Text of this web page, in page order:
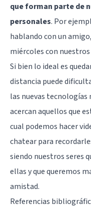
que forman parte de
personales. Por
hablando con un
miércoles con
Si bien lo ideal es
distancia puede
las nuevas tecnologías
acercan aquellos que
cual podemos hacer
chatear para
siendo nuestros seres
ellas y que queremos
amistad.
Referencias